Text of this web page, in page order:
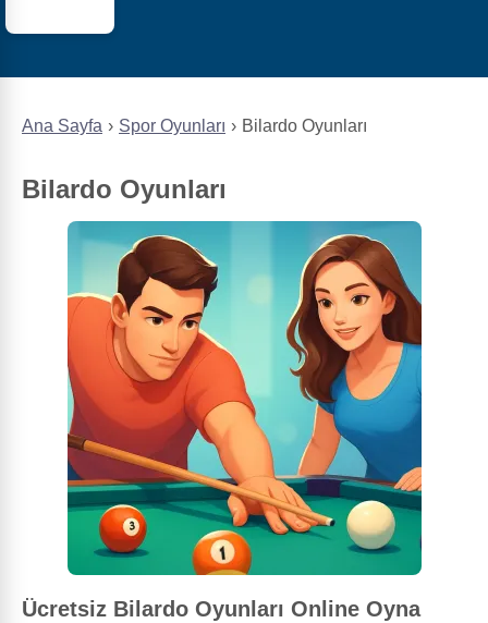
Ana Sayfa Spor Oyunları Bilardo Oyunları
Bilardo Oyunları
Ücretsiz Bilardo Oyunları Online Oyna